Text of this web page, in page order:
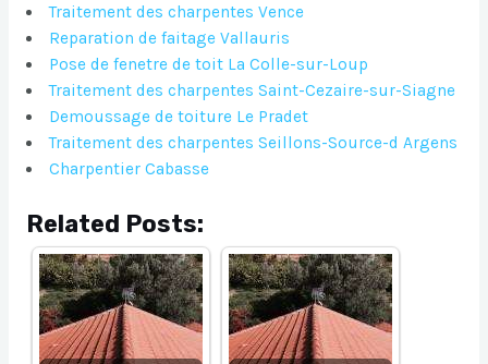
Traitement des charpentes Vence
Reparation de faitage Vallauris
Pose de fenetre de toit La Colle-sur-Loup
Traitement des charpentes Saint-Cezaire-sur-Siagne
Demoussage de toiture Le Pradet
Traitement des charpentes Seillons-Source-d Argens
Charpentier Cabasse
Related Posts: